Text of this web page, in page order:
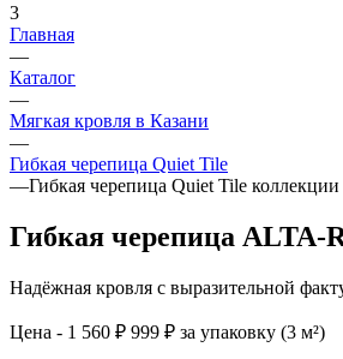
3
Главная
—
Каталог
—
Мягкая кровля в Казани
—
Гибкая черепица Quiet Tile
—Гибкая черепица Quiet Tile
Гибкая черепица ALTA-
Надёжная кровля с выразительной
Цена - 1 560 ₽ 999 ₽ за упаковку (3 м²)